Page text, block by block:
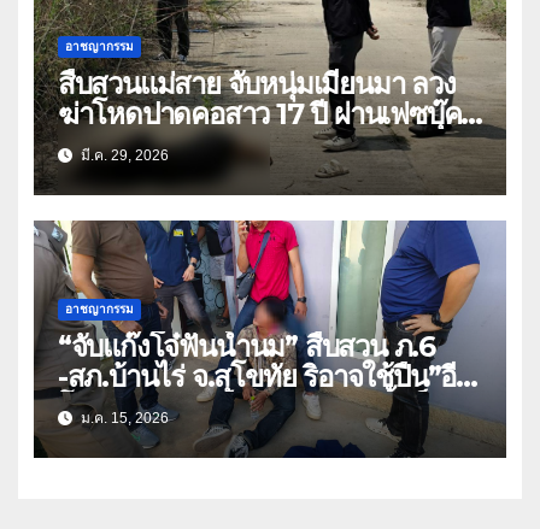
อาชญากรรม
สืบสวนแม่สาย จับหนุ่มเมียนมา ลวง
ฆ่าโหดปาดคอสาว 17 ปี ผ่านเฟซบุ๊คห
วังขมขืน
มี.ค. 29, 2026
อาชญากรรม
“จับแก๊งโจ๋ฟันน้ำนม” สืบสวน ภ.6
-สภ.บ้านไร่ จ.สุโขทัย ริอาจใช้ปืน”อี
โบ๊ะ”ปล้นทรัพย์ กระชากเอาเสื้อช็อป-
เข็มขัดนักศึกษาวิทยาลัยเทคนิค
สุโขทัย
ม.ค. 15, 2026